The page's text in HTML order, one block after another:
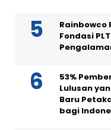
Rainbowco
Fondasi
53%
Lulusan
Baru
bagi